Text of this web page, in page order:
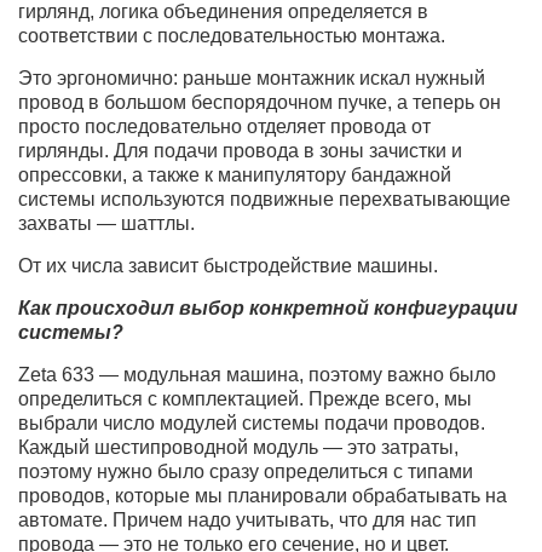
гирлянд, логика объединения определяется в
соответствии с последовательностью монтажа.
Это эргономично: раньше монтажник искал нужный
провод в большом беспорядочном пучке, а теперь он
просто последовательно отделяет провода от
гирлянды. Для подачи провода в зоны зачистки и
опрессовки, а также к манипулятору бандажной
системы используются подвижные перехватывающие
захваты — шаттлы.
От их числа зависит быстродействие машины.
Как происходил выбор конкретной конфигурации
системы?
Zeta 633 — модульная машина, поэтому важно было
определиться с комплектацией. Прежде всего, мы
выбрали число модулей системы подачи проводов.
Каждый шестипроводной модуль — это затраты,
поэтому нужно было сразу определиться с типами
проводов, которые мы планировали обрабатывать на
автомате. Причем надо учитывать, что для нас тип
провода — это не только его сечение, но и цвет.